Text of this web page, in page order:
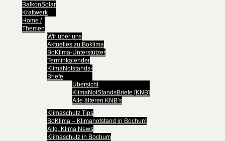
BalkonSolar
Kraftwerk
Home /
Themen
Wir über uns
Aktuelles zu Boklima
BoKlima-Unterstützer
Terminkalender
KlimaNotstands-
Briefe
Übersicht
KlimaNotStandsBriefe [KNB]
Alle älteren KNB’s
Klimaschutz Tips
BoKlima – Klimanotstand in Bochum
Allg. Klima News
Klimaschutz in Bochum